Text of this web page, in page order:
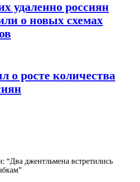
удаленно россиян
о новых схемах
о росте количества
“Два джентльмена встретились